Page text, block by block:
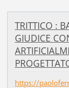
TRITTICO :
GIUDICE
https://